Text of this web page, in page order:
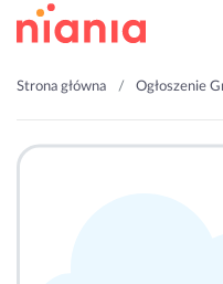
Strona główna Ogłoszenie